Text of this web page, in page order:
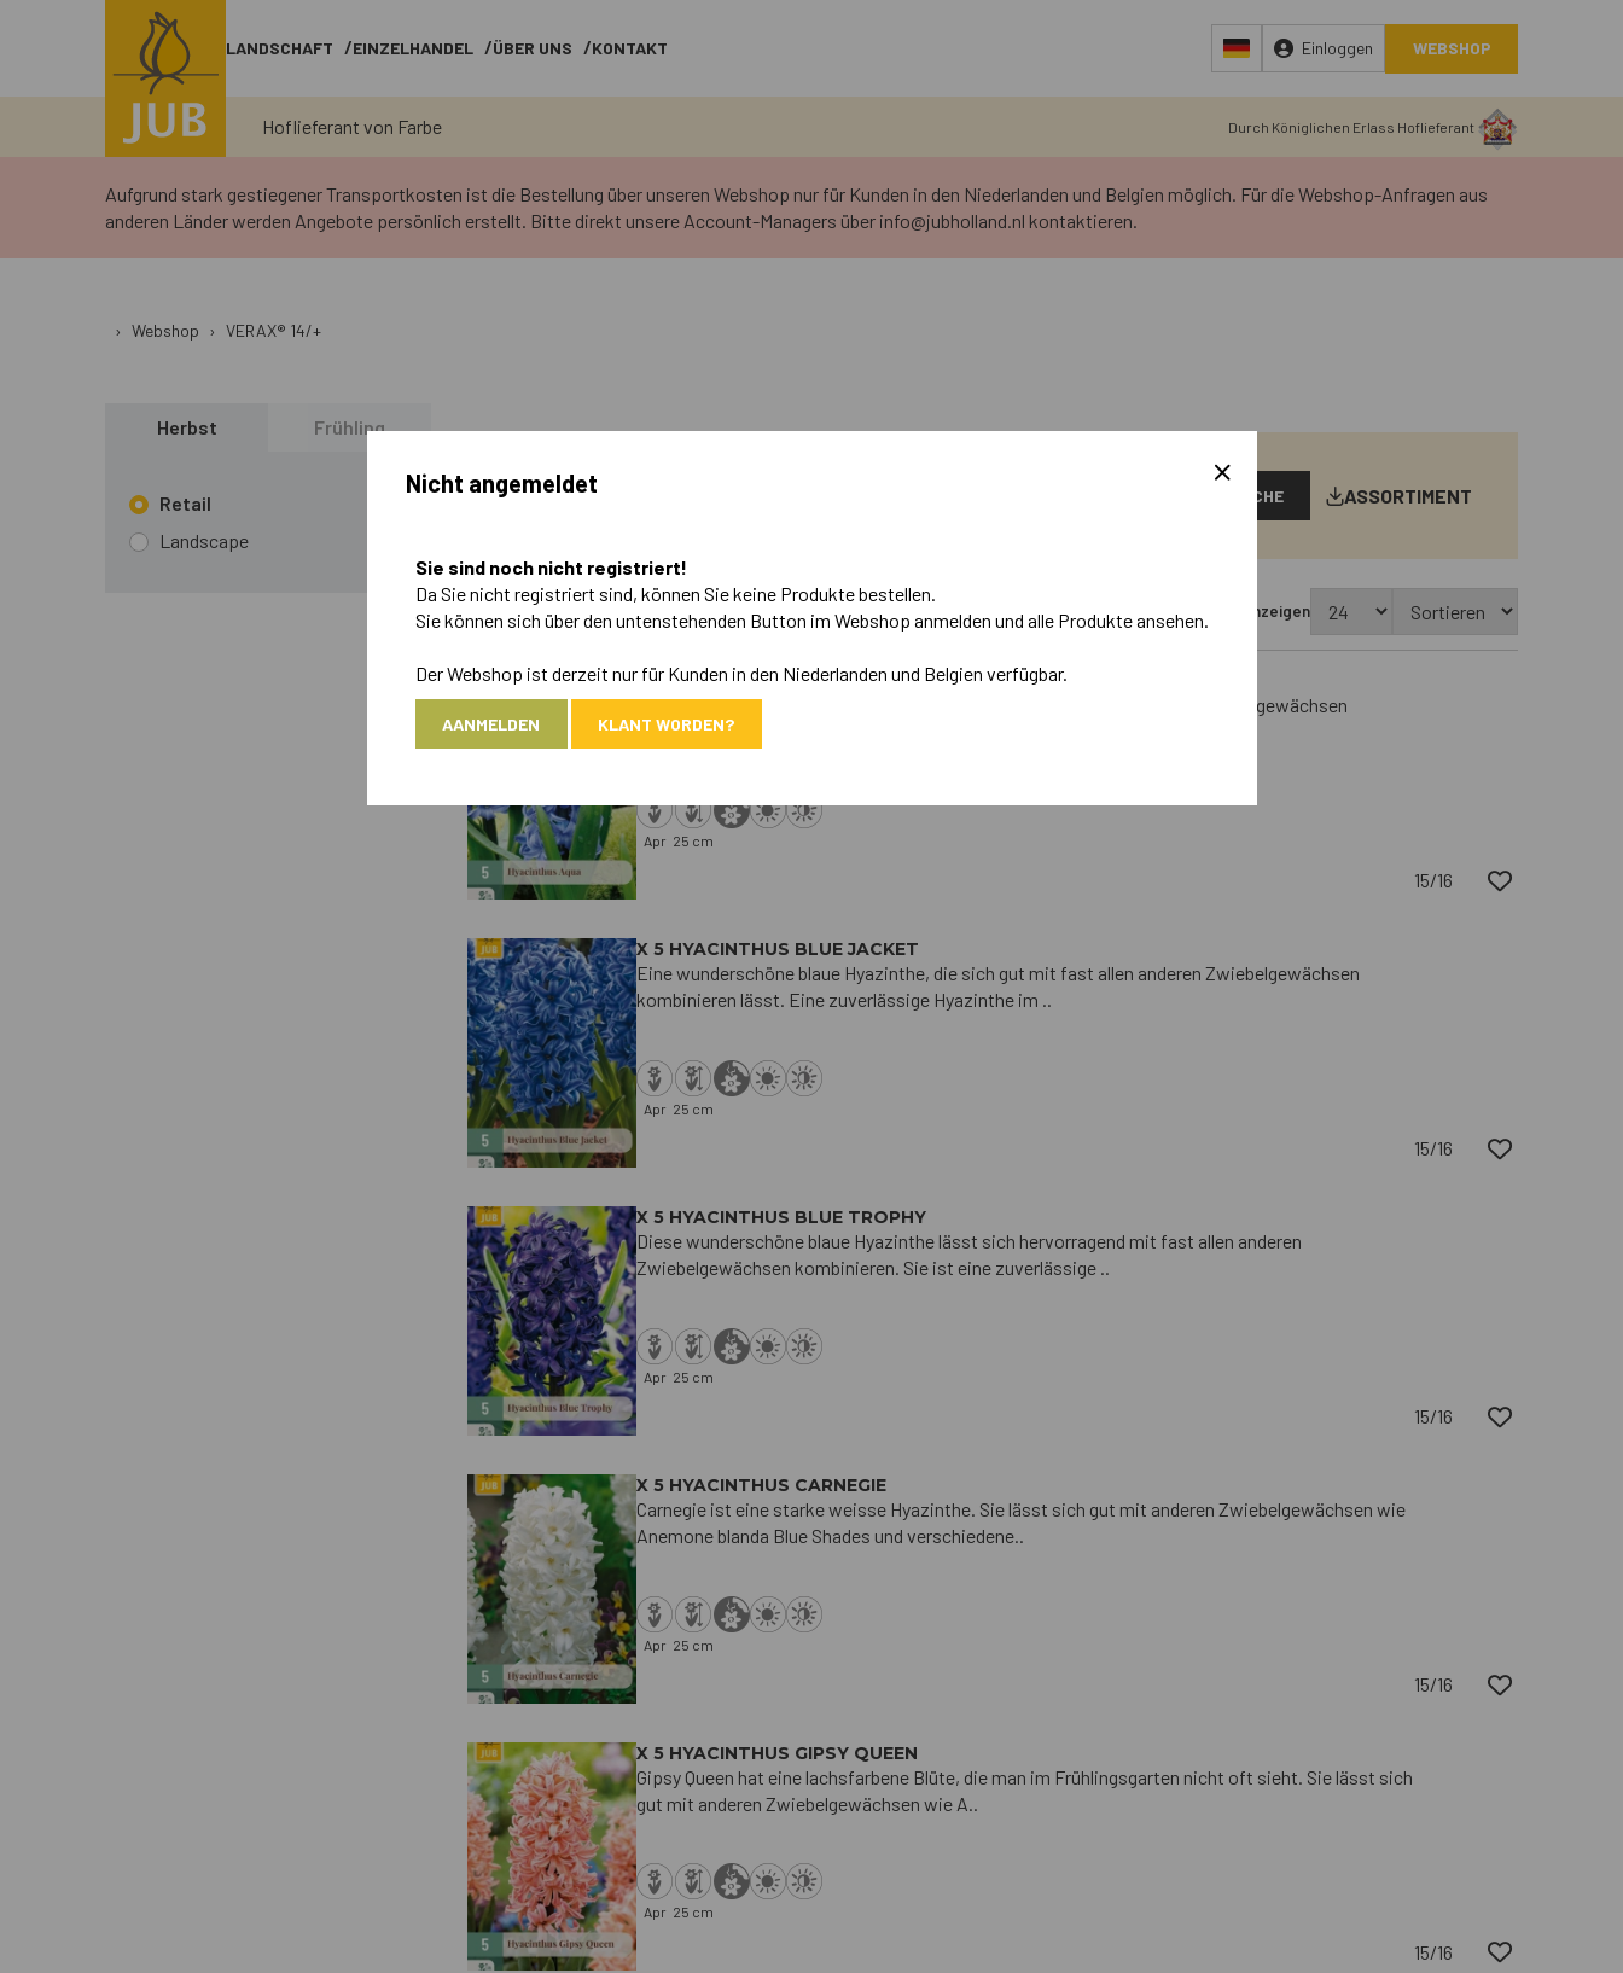
LANDSCHAFT EINZELHANDEL ÜBER UNS KONTAKT Einloggen WEBSHOP
Hoflieferant von Farbe Durch Königlichen Erlass Hoflieferant
Aufgrund stark gestiegener Transportkosten ist die Bestellung über unseren Webshop nur für Kunden in den Niederlanden und Belgien möglich. Für die Webshop-Anfragen aus
anderen Länder werden Angebote persönlich erstellt. Bitte direkt unsere Account-Managers über info@jubholland.nl kontaktieren.
› Webshop › VERAX® 14/+
Herbst Frühling
Retail
Landscape
SUCHE ASSORTIMENT
676 Artikel Ausverkaufte Produkte anzeigen
X 5 HYACINTHUS AQUA
Eine schöne, klare blaue Hyazinthe, die sich gut mit fast allen anderen Zwiebelgewächsen
kombinieren lässt. Eine zuverlässige Hyazinthe fü..
Apr 25 cm
15/16
X 5 HYACINTHUS BLUE JACKET
Eine wunderschöne blaue Hyazinthe, die sich gut mit fast allen anderen Zwiebelgewächsen
kombinieren lässt. Eine zuverlässige Hyazinthe im ..
Apr 25 cm
15/16
X 5 HYACINTHUS BLUE TROPHY
Diese wunderschöne blaue Hyazinthe lässt sich hervorragend mit fast allen anderen
Zwiebelgewächsen kombinieren. Sie ist eine zuverlässige ..
Apr 25 cm
15/16
X 5 HYACINTHUS CARNEGIE
Carnegie ist eine starke weisse Hyazinthe. Sie lässt sich gut mit anderen Zwiebelgewächsen wie
Anemone blanda Blue Shades und verschiedene..
Apr 25 cm
15/16
X 5 HYACINTHUS GIPSY QUEEN
Gipsy Queen hat eine lachsfarbene Blüte, die man im Frühlingsgarten nicht oft sieht. Sie lässt sich
gut mit anderen Zwiebelgewächsen wie A..
Apr 25 cm
15/16
Nicht angemeldet
Sie sind noch nicht registriert!
Da Sie nicht registriert sind, können Sie keine Produkte bestellen.
Sie können sich über den untenstehenden Button im Webshop anmelden und alle Produkte ansehen.
Der Webshop ist derzeit nur für Kunden in den Niederlanden und Belgien verfügbar.
AANMELDEN KLANT WORDEN?